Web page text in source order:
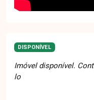
DISPONÍVEL
Imóvel disponível.
lo